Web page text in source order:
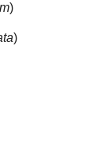
)
)